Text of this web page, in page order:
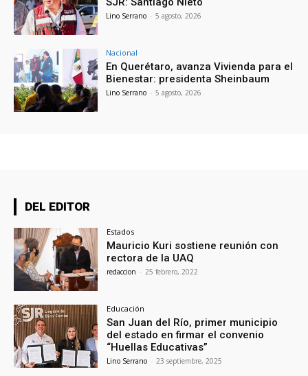
Lino Serrano - 5 agosto, 2026
Nacional
En Querétaro, avanza Vivienda para el
Bienestar: presidenta Sheinbaum
Lino Serrano - 5 agosto, 2026
DEL EDITOR
Estados
Mauricio Kuri sostiene reunión con
rectora de la UAQ
redaccion - 25 febrero, 2022
Educación
San Juan del Río, primer municipio
del estado en firmar el convenio
“Huellas Educativas”
Lino Serrano - 23 septiembre, 2025